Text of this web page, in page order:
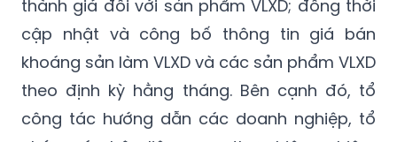
khoáng sản làm VLXD và các sản phẩm VLXD
theo định kỳ hằng tháng. Bên cạnh đó, tổ
công tác hướng dẫn các doanh nghiệp, tổ
chức, cá nhân liên quan thực hiện nghiêm
các quy định của pháp luật về giá, khoáng